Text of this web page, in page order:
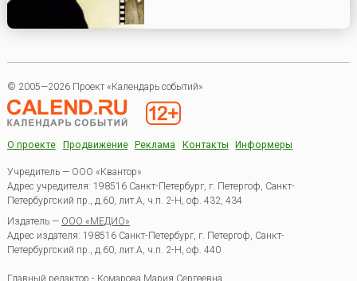
© 2005—2026 Проект «Календарь событий»
О проекте Продвижение Реклама Контакты Информеры
Учредитель — ООО «Квантор»
Адрес учредителя: 198516 Санкт-Петербург, г. Петергоф, Санкт-
Петербургский пр., д.60, лит.А, ч.п. 2-Н, оф. 432, 434
Издатель — ООО «МЕДИО»
Адрес издателя: 198516 Санкт-Петербург, г. Петергоф, Санкт-
Петербургский пр., д.60, лит.А, ч.п. 2-Н, оф. 440
Главный редактор - Комарова Мария Сергеевна